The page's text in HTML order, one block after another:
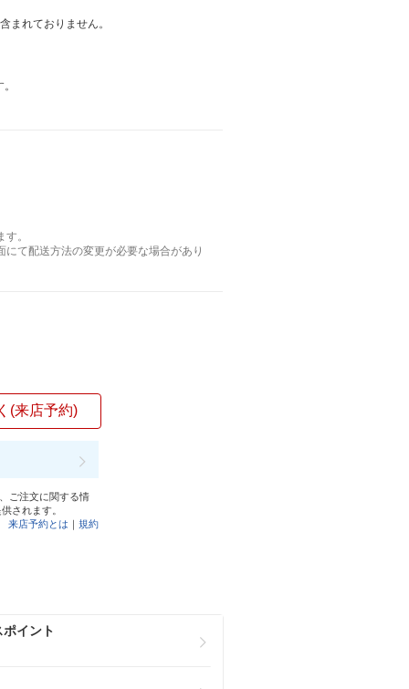
まれておりません。
。
て配送方法の変更が必要な場合があり
(来店予約)
ご注文に関する情
されます。
来店予約とは ｜規約
イント